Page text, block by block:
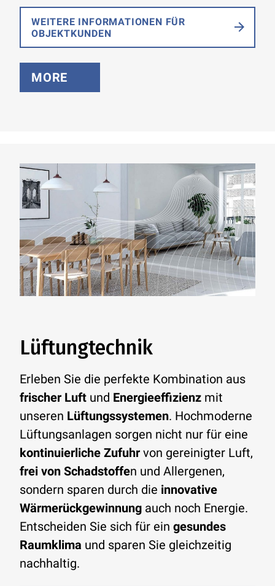
WEITERE INFORMATIONEN FÜR
OBJEKTKUNDEN
MORE
Lüftungtechnik
Erleben Sie die perfekte Kombination aus
frischer Luft und Energieeffizienz mit
unseren Lüftungssystemen. Hochmoderne
Lüftungsanlagen sorgen nicht nur für eine
kontinuierliche Zufuhr von gereinigter Luft,
frei von Schadstoffen und Allergenen,
sondern sparen durch die innovative
Wärmerückgewinnung auch noch Energie.
Entscheiden Sie sich für ein gesundes
Raumklima und sparen Sie gleichzeitig
nachhaltig.